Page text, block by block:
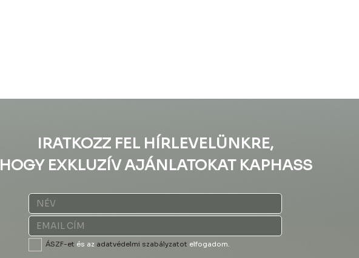
IRATKOZZ FEL HÍRLEVELÜNKRE,
HOGY EXKLUZÍV AJÁNLATOKAT KAPHASS
ÁSZF-et és az adatvédelmi szabályzatot elfogadom.